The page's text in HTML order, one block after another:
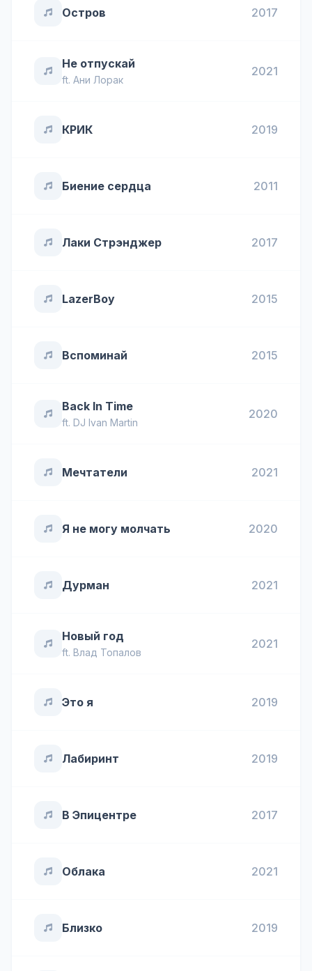
Остров 2017
Не отпускай
ft. Ани Лорак
2021
КРИК 2019
Биение сердца 2011
Лаки Стрэнджер 2017
LazerBoy 2015
Вспоминай 2015
Back In Time
ft. DJ Ivan Martin
2020
Мечтатели 2021
Я не могу молчать 2020
Дурман 2021
Новый год
ft. Влад Топалов
2021
Это я 2019
Лабиринт 2019
В Эпицентре 2017
Облака 2021
Близко 2019